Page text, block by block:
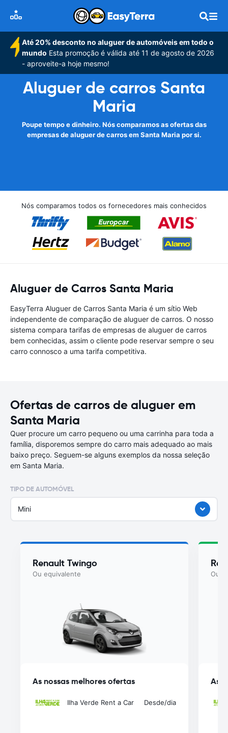
Até 20% desconto no aluguer de automóveis em todo o
mundo Esta promoção é válida até 11 de agosto de 2026
- aproveite-a hoje mesmo!
Aluguer de carros Santa
Maria
Poupe tempo e dinheiro. Nós comparamos as ofertas das
empresas de aluguer de carros em Santa Maria por si.
Nós comparamos todos os fornecedores mais conhecidos
Aluguer de Carros Santa Maria
EasyTerra Aluguer de Carros Santa Maria é um sítio Web
independente de comparação de aluguer de carros. O nosso
sistema compara tarifas de empresas de aluguer de carros
bem conhecidas, assim o cliente pode reservar sempre o seu
carro connosco a uma tarifa competitiva.
Ofertas de carros de aluguer em
Santa Maria
Quer procure um carro pequeno ou uma carrinha para toda a
família, disporemos sempre do carro mais adequado ao mais
baixo preço. Seguem-se alguns exemplos da nossa seleção
em Santa Maria.
TIPO DE AUTOMÓVEL
Mini
Renault Twingo
Ou equivalente
As nossas melhores ofertas
Ilha Verde Rent a Car Desde/dia
Ou
As